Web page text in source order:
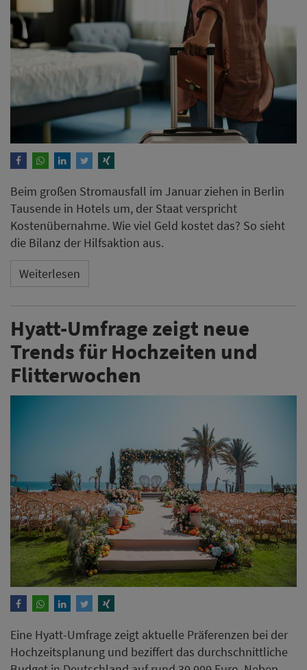
Beim großen Stromausfall im Januar ziehen in Berlin
Tausende in Hotels um, der Staat verspricht
Kostenübernahme. Wie viel Geld kostet das? So sieht
die Bilanz der Hilfsaktion aus.
Weiterlesen
Hyatt-Umfrage zeigt neue
Trends für Hochzeiten und
Flitterwochen
Eine Hyatt-Umfrage zeigt aktuelle Präferenzen bei der
Hochzeitsplanung und beziffert das durchschnittliche